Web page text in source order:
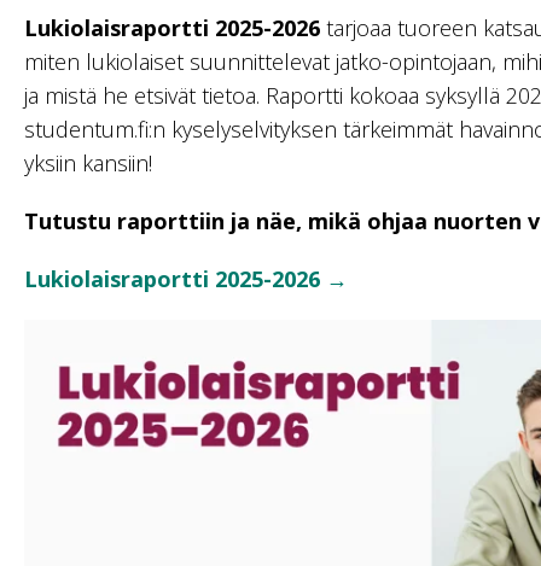
Lukiolaisraportti 2025-2026 tarjoaa tuoreen
miten lukiolaiset suunnittelevat jatko-opintojaan,
ja mistä he etsivät tietoa. Raportti kokoaa syksyllä
studentum.fi:n kyselyselvityksen tärkeimmät
yksiin kansiin!
Tutustu raporttiin ja näe, mikä ohjaa nuorten
Lukiolaisraportti 2025-2026 →